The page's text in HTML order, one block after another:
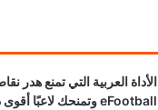
الأداة العربية التي تمنع هدر
eFootball وتمنحك لاعبًا أقوى داخل الملعب